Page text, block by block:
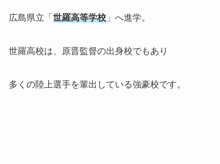
広島県立「 世羅高等学校」へ進学。
世羅高校は、原晋監督の出身校でもあり
多くの陸上選手を輩出している強豪校です。